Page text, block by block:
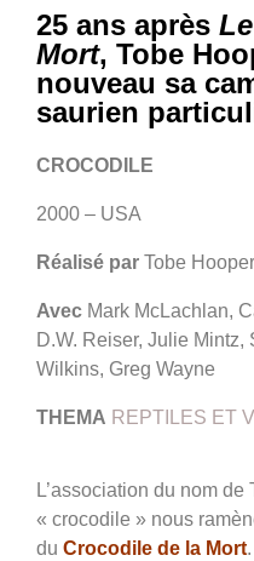
25 ans après
Mort, Tobe
nouveau sa
saurien
CROCODILE
2000 – USA
Réalisé par Tobe Hooper
Avec Mark McLachlan,
D.W. Reiser, Julie Mintz,
Wilkins, Greg Wayne
THEMA REPTILES ET
L’association du nom
« crocodile » nous
du Crocodile de la Mort